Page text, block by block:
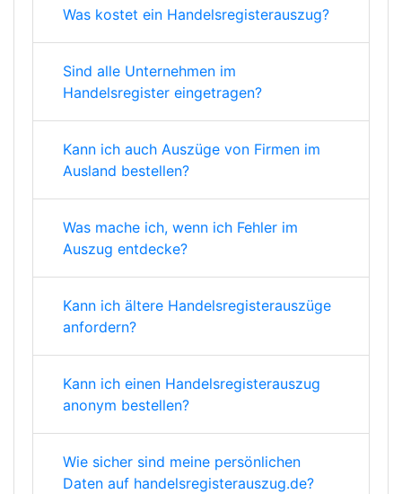
Was kostet ein Handelsregisterauszug?
Sind alle Unternehmen im
Handelsregister eingetragen?
Kann ich auch Auszüge von Firmen im
Ausland bestellen?
Was mache ich, wenn ich Fehler im
Auszug entdecke?
Kann ich ältere Handelsregisterauszüge
anfordern?
Kann ich einen Handelsregisterauszug
anonym bestellen?
Wie sicher sind meine persönlichen
Daten auf handelsregisterauszug.de?